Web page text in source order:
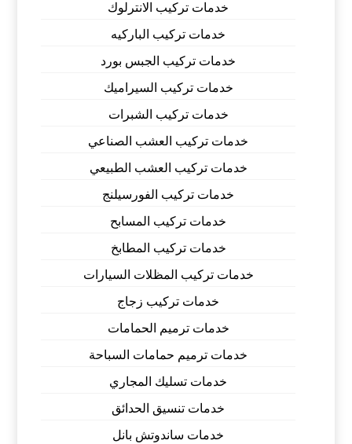
خدمات تركيب الانترلوك
خدمات تركيب الباركيه
خدمات تركيب الجبس بورد
خدمات تركيب السيراميك
خدمات تركيب الشبرات
خدمات تركيب العشب الصناعي
خدمات تركيب العشب الطبيعي
خدمات تركيب الفورسيلنج
خدمات تركيب المسابح
خدمات تركيب المطابخ
خدمات تركيب المظلات السيارات
خدمات تركيب زجاج
خدمات ترميم الحمامات
خدمات ترميم حمامات السباحة
خدمات تسليك المجاري
خدمات تنسيق الحدائق
خدمات ساندوتش بانل